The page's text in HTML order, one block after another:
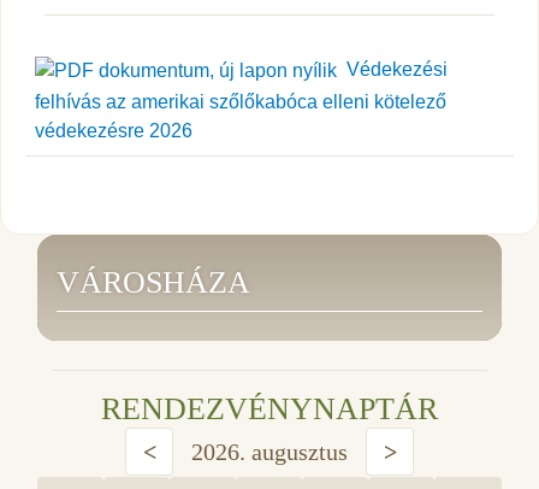
Védekezési
felhívás az amerikai szőlőkabóca elleni kötelező
védekezésre 2026
VÁROSHÁZA
RENDEZVÉNYNAPTÁR
< 2026. augusztus >